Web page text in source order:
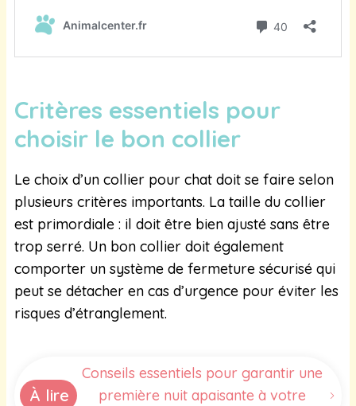
Critères essentiels pour
choisir le bon collier
Le choix d’un collier pour chat doit se faire selon
plusieurs critères importants. La taille du collier
est primordiale : il doit être bien ajusté sans être
trop serré. Un bon collier doit également
comporter un système de fermeture sécurisé qui
peut se détacher en cas d’urgence pour éviter les
risques d’étranglement.
À lire
Conseils essentiels pour garantir une
première nuit apaisante à votre